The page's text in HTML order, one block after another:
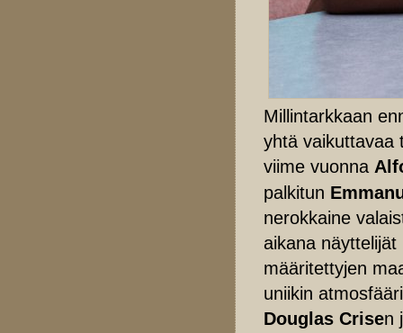
Millintarkkaan
yhtä vaikuttavaa
viime vuonna
palkitun
nerokkaine
aikana
määritettyjen
uniikin
Douglas Crisen